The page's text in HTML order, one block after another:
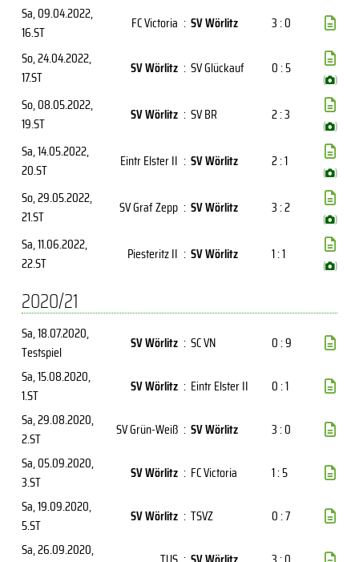
Sa, 09.04.2022,
16.ST
FC Victoria : SV Wörlitz
3 : 0
So, 24.04.2022,
17.ST
SV Wörlitz : SV Glückauf 0 : 5
( )
So, 08.05.2022,
19.ST
SV Wörlitz : SV BR 2 : 3
( )
Sa, 14.05.2022,
20.ST
Eintr Elster II : SV Wörlitz 2 : 1
( )
So, 29.05.2022,
21.ST
SV Graf Zepp : SV Wörlitz 3 : 2
( )
Sa, 11.06.2022,
22.ST
Piesteritz II : SV Wörlitz 1 : 1
( )
2020/21
Sa, 18.07.2020,
Testspiel
SV Wörlitz : SC VN
0 : 9
Sa, 15.08.2020,
1.ST
SV Wörlitz : Eintr Elster II
0 : 1
Sa, 29.08.2020,
2.ST
SV Grün-Weiß : SV Wörlitz
3 : 0
Sa, 05.09.2020,
3.ST
SV Wörlitz : FC Victoria
1 : 5
Sa, 19.09.2020,
5.ST
SV Wörlitz : TSVZ
0 : 7
Sa, 26.09.2020,